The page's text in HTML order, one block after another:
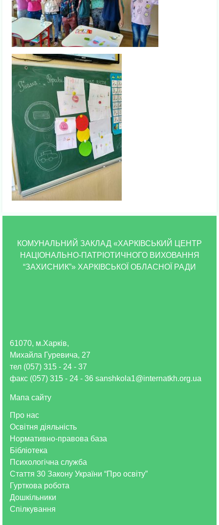
КОМУНАЛЬНИЙ ЗАКЛАД «ХАРКІВСЬКИЙ ЦЕНТР
НАЦІОНАЛЬНО-ПАТРІОТИЧНОГО ВИХОВАННЯ
“ЗАХИСНИК”» ХАРКІВСЬКОЇ ОБЛАСНОЇ РАДИ
Про нас
Освітня діяльність
Нормативно-правова база
Бібліотека
Психологічна служба
Стаття 30 Закону України “Про освіту”
Гурткова робота
Дошкільники
Спілкування
61070, м.Харків,
Михайла Гуревича, 27
тел (057) 315 - 24 - 37
факс (057) 315 - 24 - 36 sanshkola1@internatkh.org.ua
Мапа сайту